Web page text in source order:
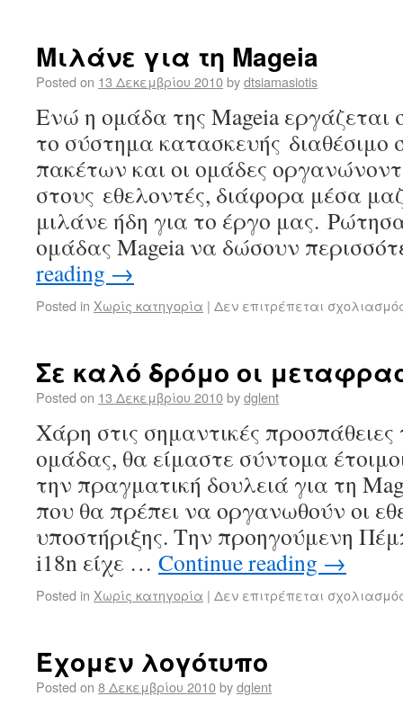
Μιλάνε για τη Mageia
Posted on 13 Δεκεμβρίου 2010bydtsiamasiotis
Ενώ η ομάδα της Mageia εργάζεται
το σύστημα κατασκευής διαθέσιμο
πακέτων και οι ομάδες
στους εθελοντές, διάφορα μέσα
μιλάνε ήδη για το έργο μας.
ομάδας Mageia να δώσουν
reading →
Posted in Χωρίς κατηγορία | Δεν επιτρέπεται
Σε καλό δρόμο οι
Posted on 13 Δεκεμβρίου 2010bydglent
Χάρη στις σημαντικές προσπάθειες
ομάδας, θα είμαστε σύντομα
την πραγματική δουλειά για τη
που θα πρέπει να οργανωθούν οι
υποστήριξης. Την προηγούμενη
i18n είχε … Continue reading →
Posted in Χωρίς κατηγορία | Δεν επιτρέπεται
Έχομεν λογότυπο
Posted on 8 Δεκεμβρίου 2010bydglent